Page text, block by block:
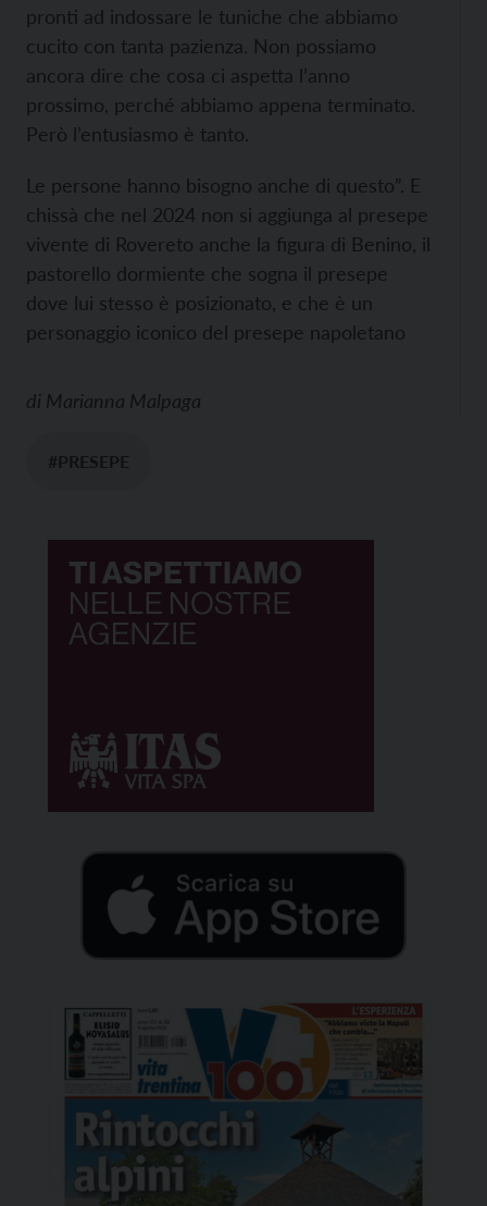
pronti ad indossare le tuniche che abbiamo
cucito con tanta pazienza. Non possiamo
ancora dire che cosa ci aspetta l’anno
prossimo, perché abbiamo appena terminato.
Però l’entusiasmo è tanto.
Le persone hanno bisogno anche di questo”. E
chissà che nel 2024 non si aggiunga al presepe
vivente di Rovereto anche la figura di Benino, il
pastorello dormiente che sogna il presepe
dove lui stesso è posizionato, e che è un
personaggio iconico del presepe napoletano
di Marianna Malpaga
#PRESEPE